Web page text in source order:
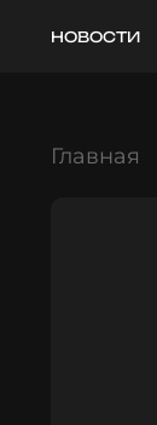
НОВОСТИ
Главная